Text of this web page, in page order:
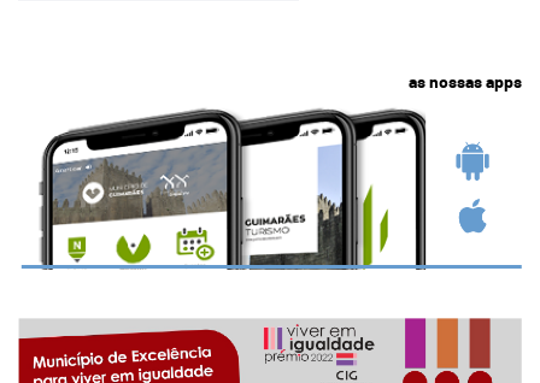
as nossas apps